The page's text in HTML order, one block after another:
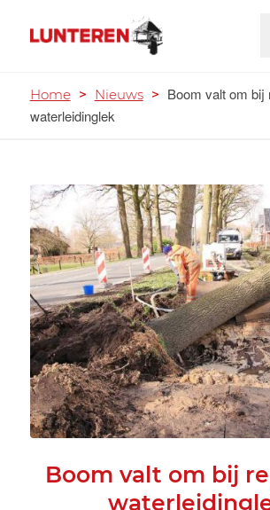
Home > Nieuws > Boom valt om bij
waterleidinglek
Boom valt om bij